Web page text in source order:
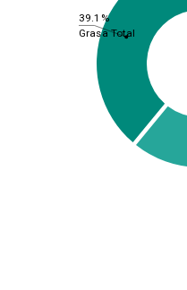
39.1%
Grasa Total